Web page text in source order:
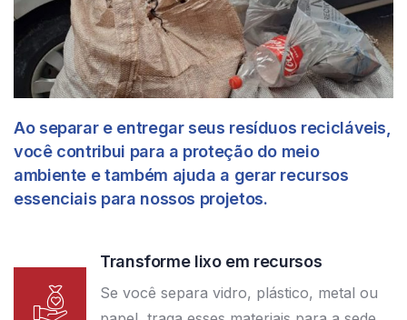
Ao separar e entregar seus resíduos recicláveis,
você contribui para a proteção do meio
ambiente e também ajuda a gerar recursos
essenciais para nossos projetos.
Transforme lixo em recursos
Se você separa vidro, plástico, metal ou